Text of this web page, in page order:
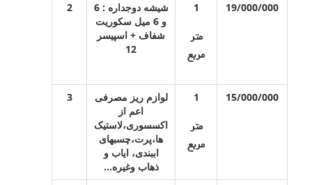
19/000/000
1
متر
مربع
شیشه دوجداره : 6
و 6 میل سکوریت
شفاف + اسپیسر
12
2
15/000/000
1
متر
مربع
لوازم ریز مصرفی
اعم از
اکسسوری،لاستیک
ها،پرت،چسبهای
اببندی، ایاب و
ذهاب وغیره…
3